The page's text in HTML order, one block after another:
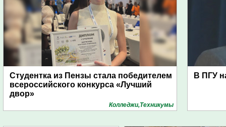
Студентка из Пензы стала победителем
всероссийского конкурса «Лучший
двор»
Колледжи,Техникумы
В ПГУ